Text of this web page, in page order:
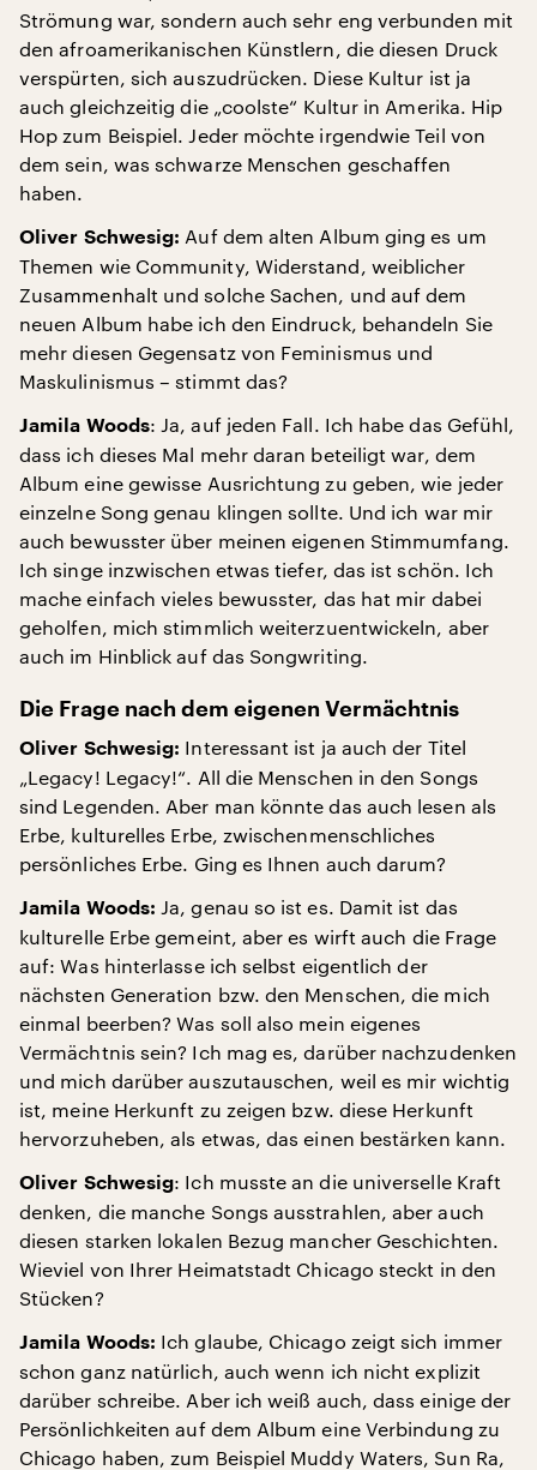
Strömung war, sondern auch sehr eng verbunden mit
den afroamerikanischen Künstlern, die diesen Druck
verspürten, sich auszudrücken. Diese Kultur ist ja
auch gleichzeitig die „coolste“ Kultur in Amerika. Hip
Hop zum Beispiel. Jeder möchte irgendwie Teil von
dem sein, was schwarze Menschen geschaffen
haben.
Oliver Schwesig: Auf dem alten Album ging es um
Themen wie Community, Widerstand, weiblicher
Zusammenhalt und solche Sachen, und auf dem
neuen Album habe ich den Eindruck, behandeln Sie
mehr diesen Gegensatz von Feminismus und
Maskulinismus – stimmt das?
Jamila Woods: Ja, auf jeden Fall. Ich habe das Gefühl,
dass ich dieses Mal mehr daran beteiligt war, dem
Album eine gewisse Ausrichtung zu geben, wie jeder
einzelne Song genau klingen sollte. Und ich war mir
auch bewusster über meinen eigenen Stimmumfang.
Ich singe inzwischen etwas tiefer, das ist schön. Ich
mache einfach vieles bewusster, das hat mir dabei
geholfen, mich stimmlich weiterzuentwickeln, aber
auch im Hinblick auf das Songwriting.
Die Frage nach dem eigenen Vermächtnis
Oliver Schwesig: Interessant ist ja auch der Titel
„Legacy! Legacy!“. All die Menschen in den Songs
sind Legenden. Aber man könnte das auch lesen als
Erbe, kulturelles Erbe, zwischenmenschliches
persönliches Erbe. Ging es Ihnen auch darum?
Jamila Woods: Ja, genau so ist es. Damit ist das
kulturelle Erbe gemeint, aber es wirft auch die Frage
auf: Was hinterlasse ich selbst eigentlich der
nächsten Generation bzw. den Menschen, die mich
einmal beerben? Was soll also mein eigenes
Vermächtnis sein? Ich mag es, darüber nachzudenken
und mich darüber auszutauschen, weil es mir wichtig
ist, meine Herkunft zu zeigen bzw. diese Herkunft
hervorzuheben, als etwas, das einen bestärken kann.
Oliver Schwesig: Ich musste an die universelle Kraft
denken, die manche Songs ausstrahlen, aber auch
diesen starken lokalen Bezug mancher Geschichten.
Wieviel von Ihrer Heimatstadt Chicago steckt in den
Stücken?
Jamila Woods: Ich glaube, Chicago zeigt sich immer
schon ganz natürlich, auch wenn ich nicht explizit
darüber schreibe. Aber ich weiß auch, dass einige der
Persönlichkeiten auf dem Album eine Verbindung zu
Chicago haben, zum Beispiel Muddy Waters, Sun Ra,